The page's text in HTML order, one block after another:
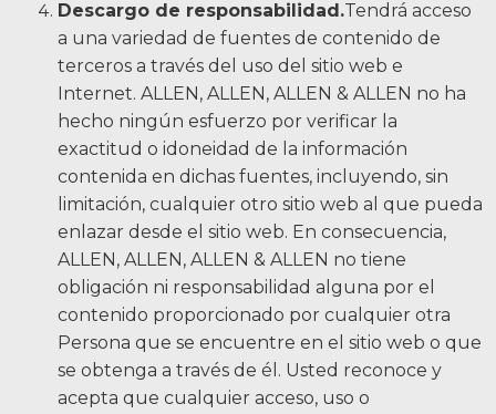
Descargo de responsabilidad.Tendrá acceso
a una variedad de fuentes de contenido de
terceros a través del uso del sitio web e
Internet. ALLEN, ALLEN, ALLEN & ALLEN no ha
hecho ningún esfuerzo por verificar la
exactitud o idoneidad de la información
contenida en dichas fuentes, incluyendo, sin
limitación, cualquier otro sitio web al que pueda
enlazar desde el sitio web. En consecuencia,
ALLEN, ALLEN, ALLEN & ALLEN no tiene
obligación ni responsabilidad alguna por el
contenido proporcionado por cualquier otra
Persona que se encuentre en el sitio web o que
se obtenga a través de él. Usted reconoce y
acepta que cualquier acceso, uso o